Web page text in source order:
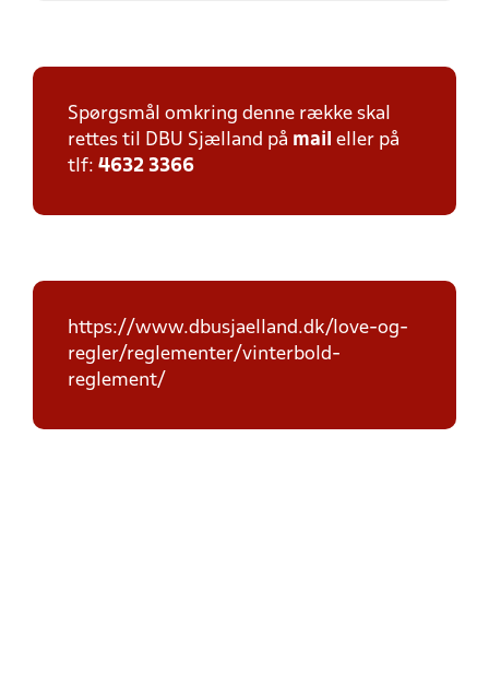
Spørgsmål omkring denne række skal
rettes til DBU Sjælland på mail eller på
tlf: 4632 3366
https://www.dbusjaelland.dk/love-og-
regler/reglementer/vinterbold-
reglement/